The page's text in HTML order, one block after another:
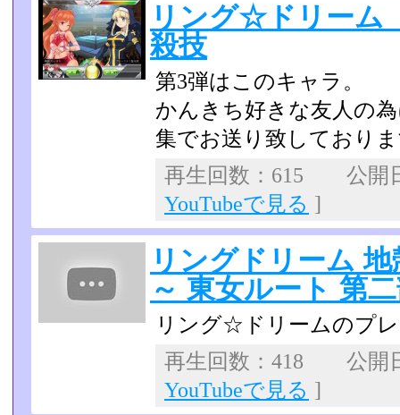
リング☆ドリー
殺技
第3弾はこのキャラ。
かんきち好きな友人の
集でお送り致しており
再生回数：615 公開
YouTubeで見る ]
リングドリーム
～ 東女ルート 第
リング☆ドリームのプ
再生回数：418 公開
YouTubeで見る ]